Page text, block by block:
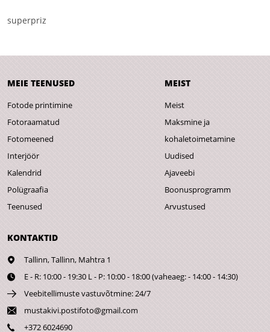
superpriz
MEIE TEENUSED
Fotode printimine
Fotoraamatud
Fotomeened
Interjöör
Kalendrid
Polügraafia
Teenused
MEIST
Meist
Maksmine ja
kohaletoimetamine
Uudised
Ajaveebi
Boonusprogramm
Arvustused
KONTAKTID
Tallinn,Tallinn, Mahtra 1
E - R: 10:00 - 19:30 L - P: 10:00 - 18:00 (vaheaeg: - 14:00 - 14:30)
Veebitellimuste vastuvõtmine: 24/7
mustakivi.postifoto@gmail.com
+372 6024690